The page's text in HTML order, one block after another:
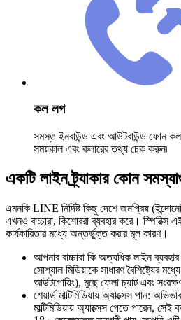
কল লগ
সমস্ত ইনবাউন্ড এবং আউটবাউন্ড ফোন
সময়কাল এবং কলারের তথ্য চেক করুন৷
একটি লাইন ট্র্যাকার কোন
এমনকি LINE নির্দিষ্ট কিছু দেশে জনপ্রিয়
এখনও বাচ্চারা, কিশোররা ব্যবহার করে। স্পিরিক্স
কার্যকারিতার মধ্যে অন্তর্ভুক্ত করার মূল কারণ।
আপনার বাচ্চারা কি অত্যধিক লাইন
সোশ্যাল মিডিয়াকে সাধারণ বৈশিষ্ট্যের
আউটগোয়িং), মুছে ফেলা চ্যাট এবং
শেয়ার্ড মাল্টিমিডিয়ায় অ্যাক্সেস পান:
মাল্টিমিডিয়ায় অ্যাক্সেস পেতে পারেন,